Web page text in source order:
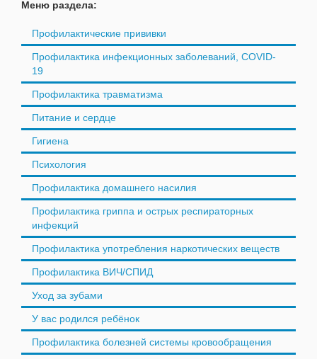
Меню раздела:
Профилактические прививки
Профилактика инфекционных заболеваний, COVID-
19
Профилактика травматизма
Питание и сердце
Гигиена
Психология
Профилактика домашнего насилия
Профилактика гриппа и острых респираторных
инфекций
Профилактика употребления наркотических веществ
Профилактика ВИЧ/СПИД
Уход за зубами
У вас родился ребёнок
Профилактика болезней системы кровообращения